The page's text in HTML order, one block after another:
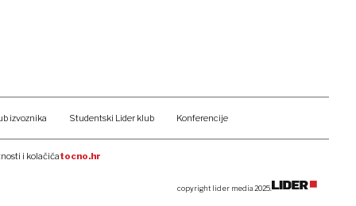
izvoznika Studentski Lider klub Konferencije
i kolačićatocno.hr
copyright lider media 2025.